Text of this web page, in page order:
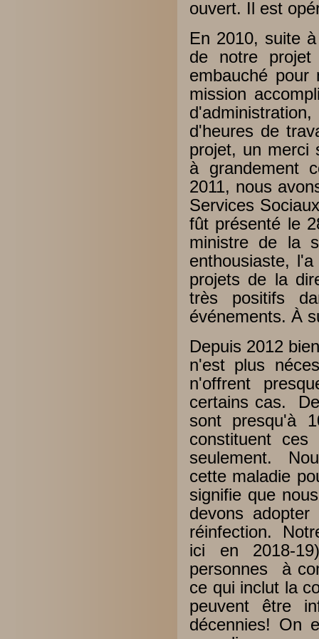
ouvert. Il est
En 2010, suite
de notre
embauché
mission
d'heures de
projet, un merci
à grandement
2011, nous
Services
fût présenté le
ministre de la
enthousiaste,
projets de la
très positifs
événements. À
Depuis 2012
n'est plus
n'offrent
certains cas.
sont presqu'à
constituent
seulement.
cette maladie
signifie que
devons
réinfection.
ici en 2018-
personnes à
ce qui inclut la
peuvent être
décennies! On